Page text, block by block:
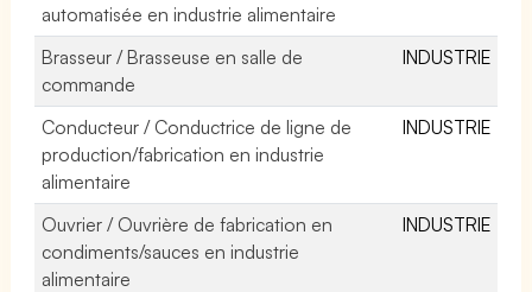
automatisée en industrie alimentaire
Brasseur / Brasseuse en salle de
commande
INDUSTRIE
Conducteur / Conductrice de ligne de
production/fabrication en industrie
alimentaire
INDUSTRIE
Ouvrier / Ouvrière de fabrication en
condiments/sauces en industrie
alimentaire
INDUSTRIE